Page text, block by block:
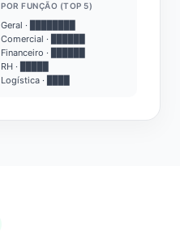
POR FUNÇÃO (TOP 5)
Geral · ████████
Comercial · ██████
Financeiro · ██████
RH · █████
Logística · ████